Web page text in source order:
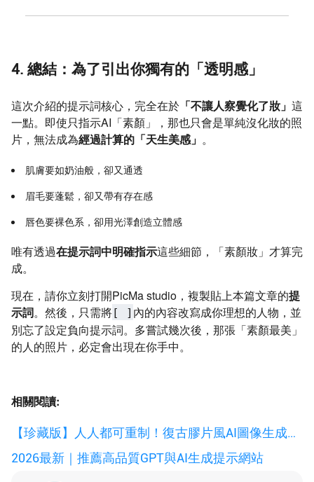
4. 總結：為了引出你獨有的「透明感」
這次介紹的提示詞核心，完全在於 「不讓人察覺化了妝」 這
一點。即使只指示AI「素顏」，那也只會是單純沒化妝的照
片，無法成為經過計算的「天生美感」 。
肌膚要如奶油般，卻又通透
眉毛要蓬鬆，卻又帶有存在感
唇色要裸色系，卻用光澤創造立體感
唯有透過在提示詞中明確指示這些細節，「素顏妝」才算完
成。
現在，請你立刻打開PicMa studio，複製貼上本篇文章的提
示詞。然後，只需將 [ ] 內的內容改寫成你理想的人物，並
別忘了設定負向提示詞。多嘗試幾次後，那張「素顏最美」
的人的照片，必定會出現在你手中。
相關閱讀:
【珍藏版】人人都可重制！復古膠片風AI圖像生成提
示完整指南
2026最新｜推薦高品質GPT與AI生成提示網站